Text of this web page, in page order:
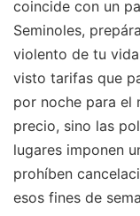
coincide con un
Seminoles,
violento de tu
visto tarifas que
por noche para el
precio, sino las
lugares imponen
prohíben
esos fines de